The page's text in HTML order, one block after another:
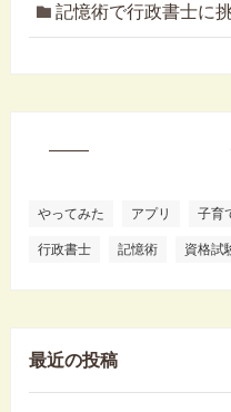
記憶術で行政書士に
やってみた アプリ 子育
行政書士 記憶術 資格試
最近の投稿